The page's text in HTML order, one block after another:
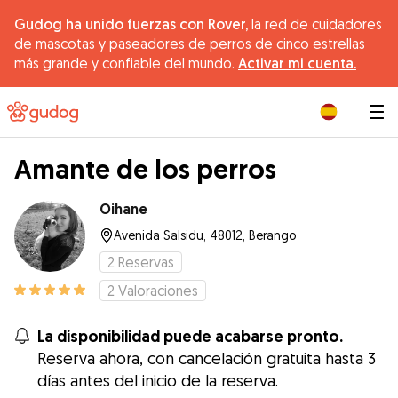
Gudog ha unido fuerzas con Rover, la red de cuidadores
de mascotas y paseadores de perros de cinco estrellas
más grande y confiable del mundo. Activar mi cuenta.
Amante de los perros
Oihane
Avenida Salsidu, 48012, Berango
2 Reservas
2 Valoraciones
La disponibilidad puede acabarse pronto.
Reserva ahora, con cancelación gratuita hasta 3
días antes del inicio de la reserva.